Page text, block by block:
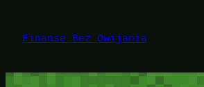
treści
Finanse Bez Owijania